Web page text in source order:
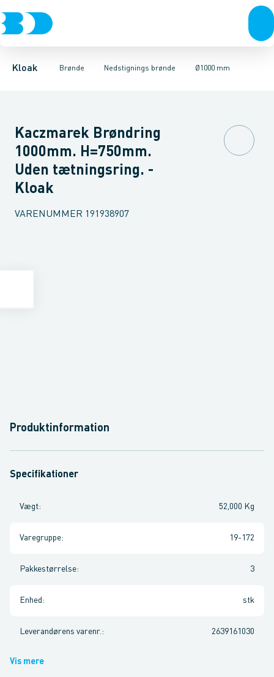
Kloak Brønde
Rør & fittingsBrønde BrøndgodsLinjeafvandingTanke,
Nedstignings brønde
Rense & inspektions brøndeOpføringsrør & tilbehør
Ø1000 mm
Ø1000 mm Ø1250 mm
Kaczmarek Brøndring
1000mm. H=750mm.
Uden tætningsring. -
Kloak
VARENUMMER 191938907
Produktinformation
Specifikationer
Vægt: 52,000 Kg
Varegruppe: 19-172
Pakkestørrelse: 3
Enhed : stk
Leverandørens varenr. : 2639161030
Vis mere